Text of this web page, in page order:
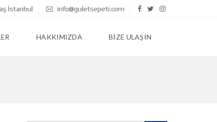
İstanbul info@guletsepeti.com
HAKKIMIZDA BIZE ULAŞIN